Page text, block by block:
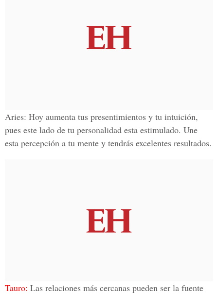
Aries: Hoy aumenta tus presentimientos y tu intuición,
pues este lado de tu personalidad esta estimulado. Une
esta percepción a tu mente y tendrás excelentes resultados.
Tauro: Las relaciones más cercanas pueden ser la fuente